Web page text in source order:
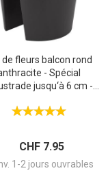
de fleurs balcon rond
- Spécial
jusqu‘à 6 cm -
- Résistant aux
CHF 7.95
1-2 jours ouvrables